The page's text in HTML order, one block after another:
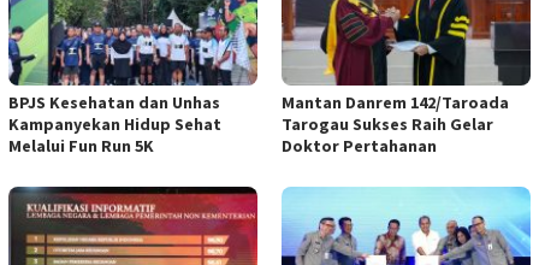
BPJS Kesehatan dan Unhas
Kampanyekan Hidup Sehat
Melalui Fun Run 5K
Mantan Danrem 142/Taroada
Tarogau Sukses Raih Gelar
Doktor Pertahanan